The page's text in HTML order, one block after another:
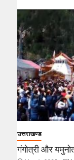
उत्तराखण्ड
गंगोत्री और